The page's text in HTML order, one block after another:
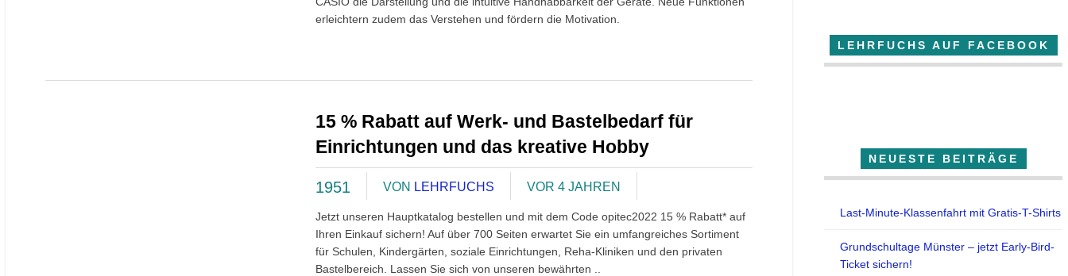
erleichtern zudem das Verstehen und fördern die Motivation.
15 % Rabatt auf Werk- und Bastelbedarf für
Einrichtungen und das kreative Hobby
1951 VON LEHRFUCHS VOR 4 JAHREN
Jetzt unseren Hauptkatalog bestellen und mit dem Code opitec2022 15 % Rabatt* auf
Ihren Einkauf sichern! Auf über 700 Seiten erwartet Sie ein umfangreiches Sortiment
für Schulen, Kindergärten, soziale Einrichtungen, Reha-Kliniken und den privaten
Bastelbereich. Lassen Sie sich von unseren bewährten ..
LEHRFUCHS AUF FACEBOOK
NEUESTE BEITRÄGE
Last-Minute-Klassenfahrt mit Gratis-T-Shirts
Grundschultage Münster – jetzt Early-Bird-
Ticket sichern!